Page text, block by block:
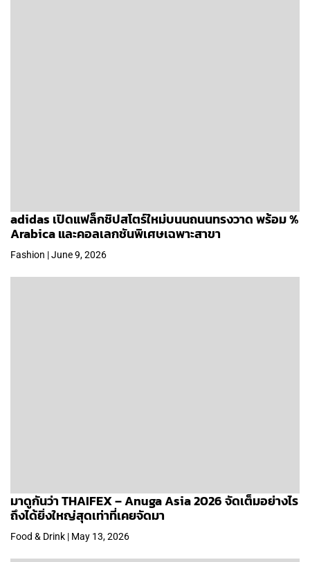
adidas เปิดแฟล็กชิปสโตร์ใหม่บนนถนนทรงวาด พร้อม %
Arabica และคอลเลกชันพิเศษเฉพาะสาขา
Fashion | June 9, 2026
มาดูกันว่า THAIFEX – Anuga Asia 2026 จัดเต็มอย่างไร
ถึงได้ยิ่งใหญ่สุดเท่าที่เคยจัดมา
Food & Drink | May 13, 2026